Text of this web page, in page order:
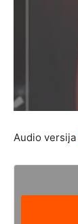
Audio versija